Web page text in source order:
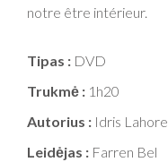
notre être intérieur.
Tipas : DVD
Trukmė : 1h20
Autorius : Idris Lahore
Leidėjas : Farren Bel